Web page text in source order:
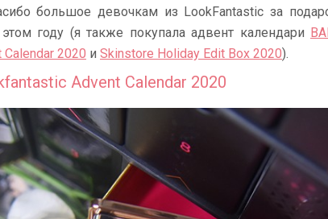
большое девочкам из LookFantastic за
году (я также покупала адвент календари
Calendar 2020 и Skinstore Holiday Edit Box 2020).
Advent Calendar 2020